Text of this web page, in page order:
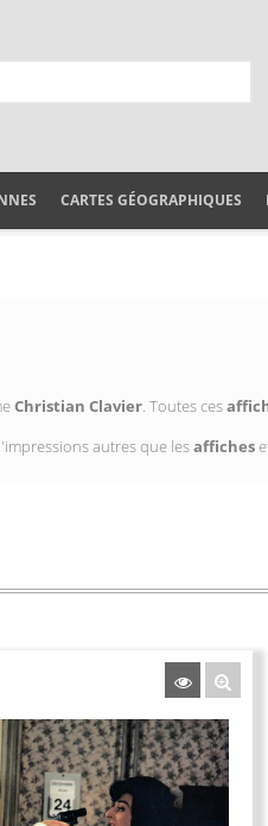
CARTES GÉOGRAPHIQUES
Christian Clavier. Toutes ces
autres que lesaffiches